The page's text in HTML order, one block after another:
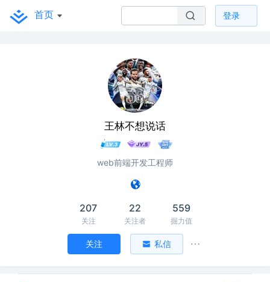
首页 登录
王林不想说话
web前端开发工程师
207
关注
22
关注者
559
掘力值
关注 私信